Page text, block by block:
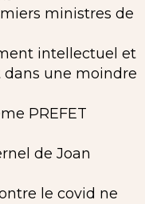
ministres de
intellectuel et
une moindre
PREFET
de Joan
le covid ne